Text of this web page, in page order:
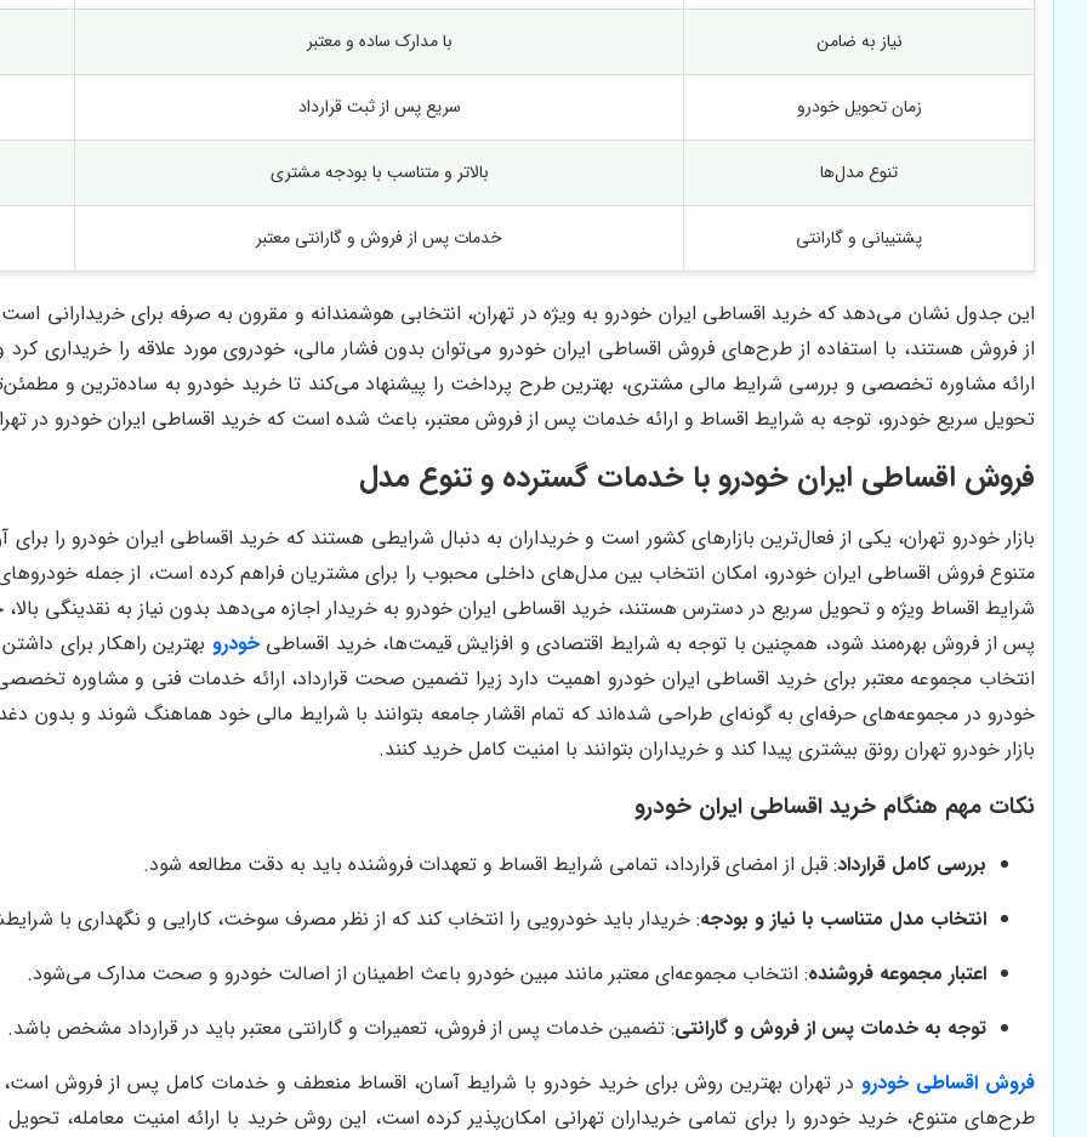
نیاز به ضامن با مدارک ساده و معتبر
زمان تحویل خودرو سریع پس از ثبت قرارداد
تنوع مدل‌ها بالاتر و متناسب با بودجه مشتری
پشتیبانی و گارانتی خدمات پس از فروش و گارانتی معتبر
این جدول نشان می‌دهد که خرید اقساطی ایران خودرو به ویژه در تهران، انتخابی هوشمندانه و مقرون به صرفه برای خریدارانی
از فروش هستند، با استفاده از طرح‌های فروش اقساطی ایران خودرو می‌توان بدون فشار مالی، خودروی مورد علاقه را خریداری
ارائه مشاوره تخصصی و بررسی شرایط مالی مشتری، بهترین طرح پرداخت را پیشنهاد می‌کند تا خرید خودرو به ساده‌ترین و
تحویل سریع خودرو، توجه به شرایط اقساط و ارائه خدمات پس از فروش معتبر، باعث شده است که خرید اقساطی ایران خودرو در
فروش اقساطی ایران خودرو با خدمات گسترده و تنوع مدل
بازار خودرو تهران، یکی از فعال‌ترین بازارهای کشور است و خریداران به دنبال شرایطی هستند که خرید اقساطی ایران خودرو را
شرایط اقساط ویژه و تحویل سریع در دسترس هستند، خرید اقساطی ایران خودرو به خریدار اجازه می‌دهد بدون نیاز به نقدینگی بالا،
پس از فروش بهره‌مند شود، همچنین با توجه به شرایط اقتصادی و افزایش قیمت‌ها، خرید اقساطی خودرو بهترین راهکار برای
انتخاب مجموعه معتبر برای خرید اقساطی ایران خودرو اهمیت دارد زیرا تضمین صحت قرارداد، ارائه خدمات فنی و مشاوره
خودرو در مجموعه‌های حرفه‌ای به گونه‌ای طراحی شده‌اند که تمام اقشار جامعه بتوانند با شرایط مالی خود هماهنگ شوند و بدون
بازار خودرو تهران رونق بیشتری پیدا کند و خریداران بتوانند با امنیت کامل خرید کنند.
نکات مهم هنگام خرید اقساطی ایران خودرو
بررسی کامل قرارداد: قبل از امضای قرارداد، تمامی شرایط اقساط و تعهدات فروشنده باید به دقت مطالعه شود.
انتخاب مدل متناسب با نیاز و بودجه: خریدار باید خودرویی را انتخاب کند که از نظر مصرف سوخت، کارایی و نگهداری با
اعتبار مجموعه فروشنده: انتخاب مجموعه‌ای معتبر مانند مبین خودرو باعث اطمینان از اصالت خودرو و صحت مدارک می‌شود.
توجه به خدمات پس از فروش و گارانتی: تضمین خدمات پس از فروش، تعمیرات و گارانتی معتبر باید در قرارداد مشخص باشد.
فروش اقساطی خودرو در تهران بهترین روش برای خرید خودرو با شرایط آسان، اقساط منعطف و خدمات کامل پس از فروش
طرح‌های متنوع، خرید خودرو را برای تمامی خریداران تهرانی امکان‌پذیر کرده است، این روش خرید با ارائه امنیت معامله،